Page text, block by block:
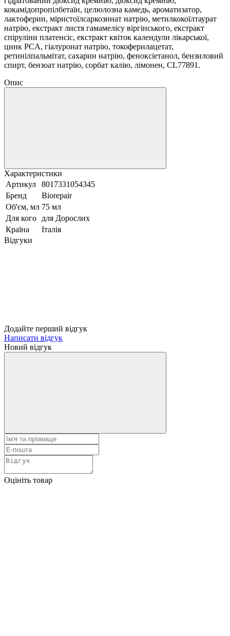
кокамідопропілбетаїн, целюлозна камедь, ароматизатор,
лактоферин, міристоїлсаркозинат натрію, метилкокоїлтаурат
натрію, екстракт листя гамамелісу віргінського, екстракт
спіруліни платенсіс, екстракт квіток календули лікарської,
цинк PCA, гіалуронат натрію, токоферилацетат,
ретинілпальмітат, сахарин натрію, феноксіетанол, бензиловий
спирт, бензоат натрію, сорбат калію, лімонен, CL77891.
Опис
Характеристики
Артикул
8017331054345
Бренд
Biorepair
Об'єм, мл 75 мл
Для кого
для Дорослих
Країна
Італія
Відгуки
Додайте перший відгук
Написати відгук
Новий відгук
Оцініть товар